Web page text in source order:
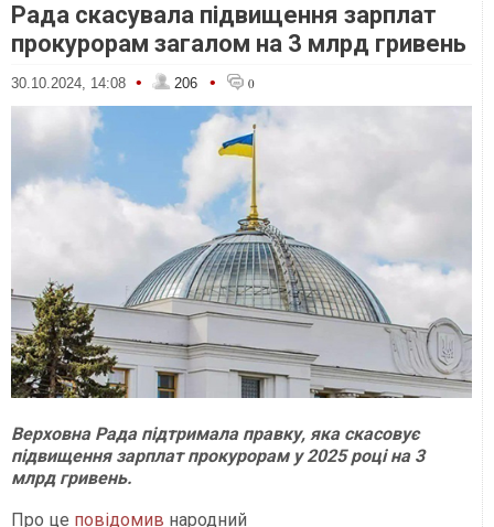
Рада скасувала підвищення зарплат
прокурорам загалом на 3 млрд гривень
30.10.2024, 14:08 • 206 • 0
Верховна Рада підтримала правку, яка скасовує
підвищення зарплат прокурорам у 2025 році на 3
млрд гривень.
Про це повідомив народний